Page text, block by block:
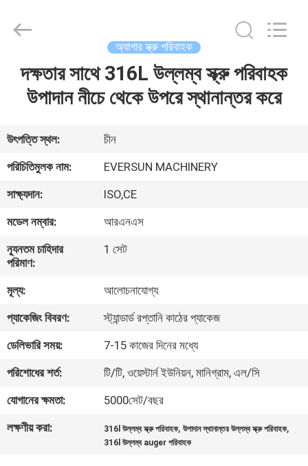
বাড়ি
VR
প্রদর্শন
আমাদের
সম্পর্কে
কারখানা
ভ্রমণ
মান
নিয়ন্ত্রণ
যোগাযোগ
অ্যাগার স্ক্রু পরিবাহক
দক্ষতার সাথে 316L উল্লম্ব স্ক্রু পরিবাহক
উপাদান নীচে থেকে উপরে স্থানান্তর করে
উৎপত্তি স্থল:
চীন
পরিচিতিমুলক নাম:
EVERSUN MACHINERY
সাক্ষ্যদান:
ISO,CE
মডেল নম্বার:
আরএনএস
ন্যূনতম চাহিদার
পরিমাণ:
1 সেট
মূল্য:
আলোচনাযোগ্য
প্যাকেজিং বিবরণ:
স্ট্যান্ডার্ড রপ্তানি কাঠের প্যাকেজ
ডেলিভারি সময়:
7-15 কাজের দিনের মধ্যে
পরিশোধের শর্ত:
টি/টি, ওয়েস্টার্ন ইউনিয়ন, মানিগ্রাম, এল/সি
যোগানের ক্ষমতা:
5000সেট/বছর
লক্ষণীয় করা:
316l উল্লম্ব স্ক্রু পরিবাহক,উপাদান স্থানান্তর উল্লম্ব স্ক্রু পরিবাহক,
316l উল্লম্ব auger পরিবাহক